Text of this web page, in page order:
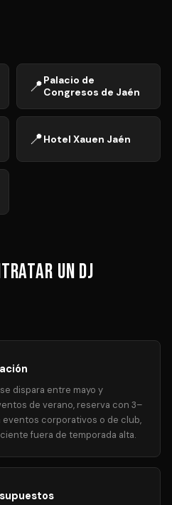
📍Palacio de
Congresos de Jaén
📍Hotel Xauen Jaén
un DJ
dispara entre mayo y
de verano, reserva con 3–
eventos corporativos o de club,
fuera de temporada alta.